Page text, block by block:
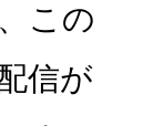
この
信が